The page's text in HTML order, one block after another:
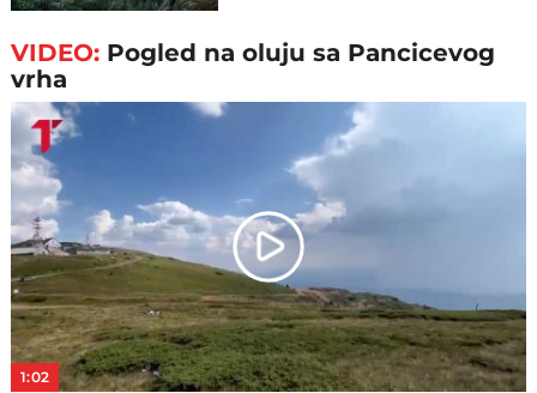
VIDEO: Pogled na oluju sa Pancicevog
vrha
Play
Video
1:02